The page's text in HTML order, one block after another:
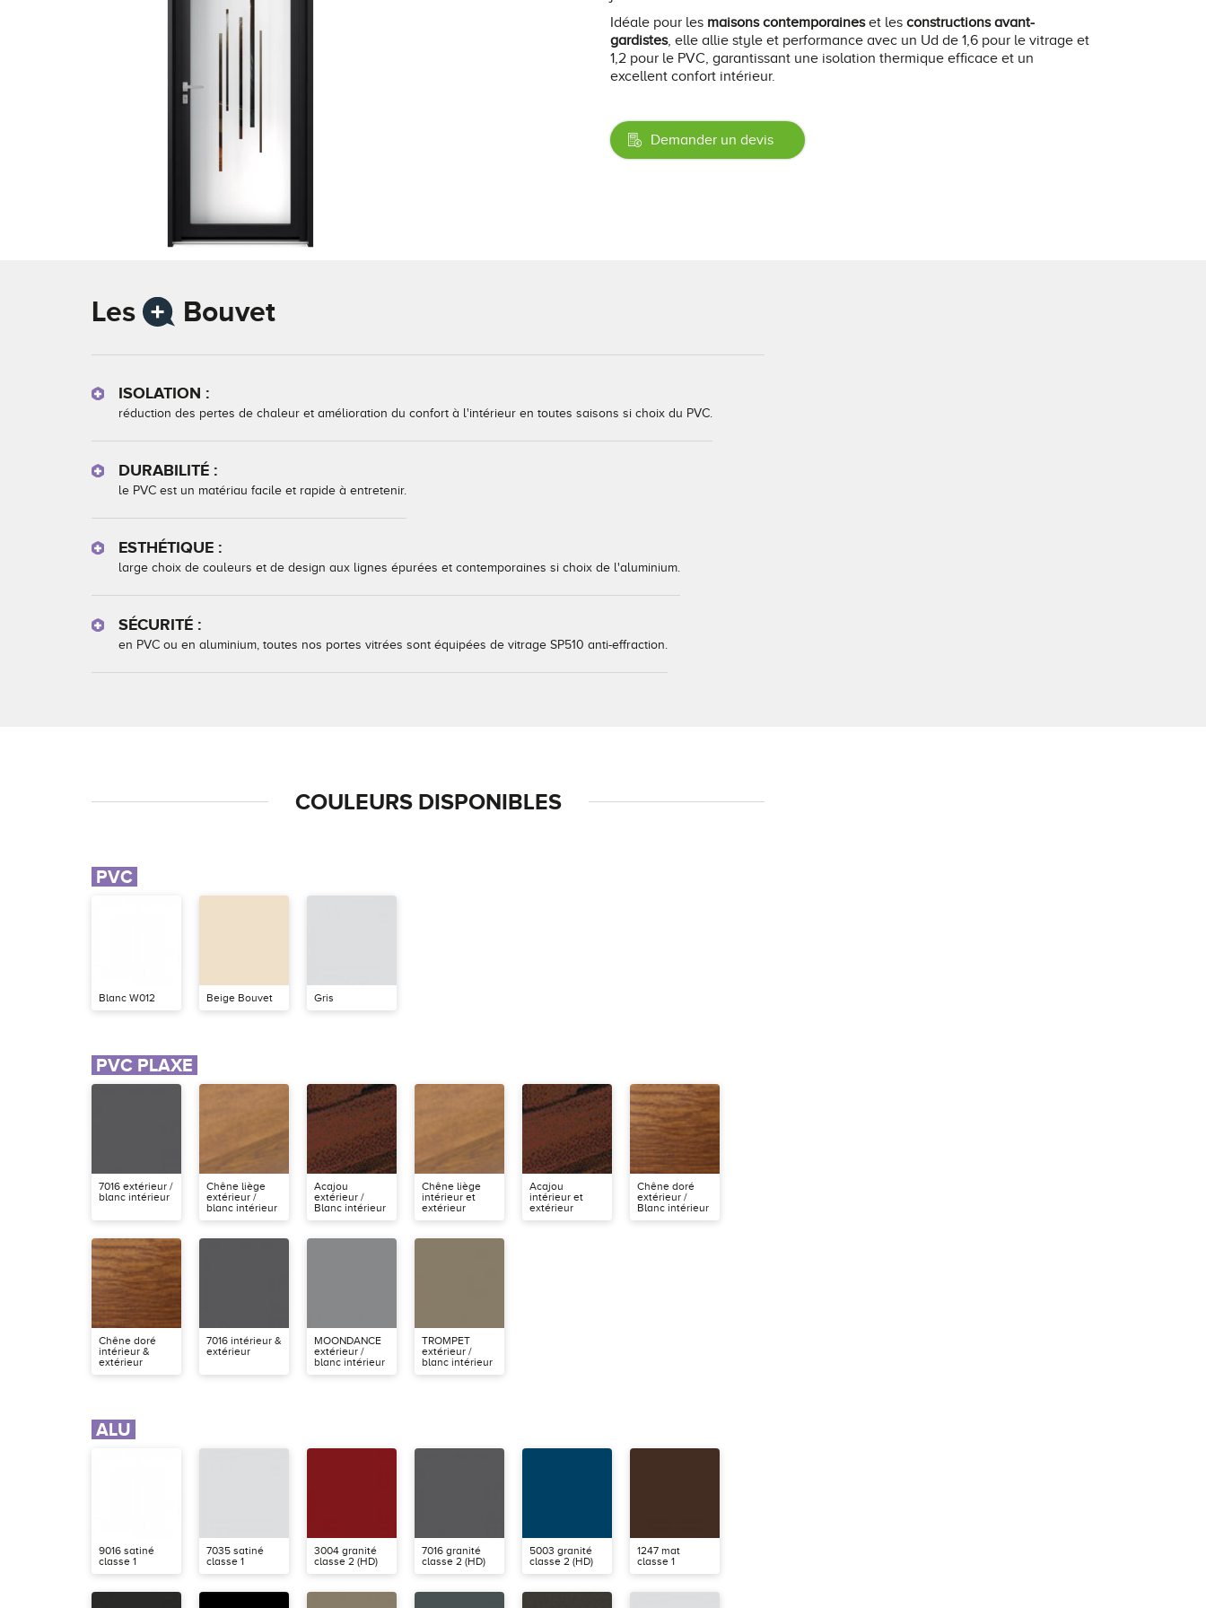
Idéale pour les maisons contemporaineset les constructions avant-
gardistes, elle allie style et performance avec un Ud de 1,6 pour le vitrage et
1,2 pour le PVC, garantissant une isolation thermique efficace et un
excellent confort intérieur.
Demander un devis
Les Bouvet
ISOLATION :
réduction des pertes de chaleur et amélioration du confort à l'intérieur en toutes saisons si choix du PVC.
DURABILITÉ :
le PVC est un matériau facile et rapide à entretenir.
ESTHÉTIQUE :
large choix de couleurs et de design aux lignes épurées et contemporaines si choix de l'aluminium.
SÉCURITÉ :
en PVC ou en aluminium, toutes nos portes vitrées sont équipées de vitrage SP510 anti-effraction.
COULEURS DISPONIBLES
PVC
Blanc W012 Beige Bouvet Gris
PVC PLAXE
7016 extérieur /
blanc intérieur
Chêne liège
extérieur /
blanc intérieur
Acajou
extérieur /
Blanc intérieur
Chêne liège
intérieur et
extérieur
Acajou
intérieur et
extérieur
Chêne doré
extérieur /
Blanc intérieur
Chêne doré
intérieur &
extérieur
7016 intérieur &
extérieur
MOONDANCE
extérieur /
blanc intérieur
TROMPET
extérieur /
blanc intérieur
ALU
9016 satiné
classe 1
7035 satiné
classe 1
3004 granité
classe 2 (HD)
7016 granité
classe 2 (HD)
5003 granité
classe 2 (HD)
1247 mat
classe 1